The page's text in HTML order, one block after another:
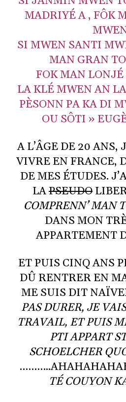
MADRIYÉ A , FÔK
SI MWEN SANTI
MAN GRAN
FOK MAN
LA KLÉ MWEN AN
PÈSONN PA KA DI
OU SÔTI »
A L’ÂGE DE 20 ANS,
VIVRE EN FRANCE,
DE MES ÉTUDES.
LAPSEUDO
COMPRENN’ MAN
DANS MON
APPARTEMENT
ET PUIS CINQ ANS
DÛ RENTRER EN
ME SUIS DIT
PAS DURER, JE
TRAVAIL, ET PUIS
PTI APPART
SCHOELCHER
TÉ COUYON